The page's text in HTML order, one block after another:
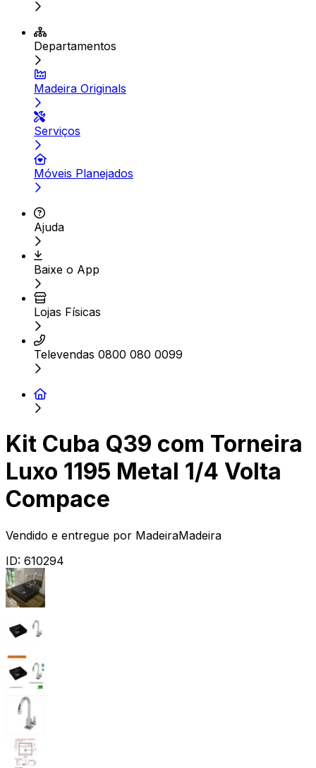
Departamentos
Madeira Originals
Serviços
Móveis Planejados
Ajuda
Baixe o App
Lojas Físicas
Televendas 0800 080 0099
Kit Cuba Q39 com Torneira
Luxo 1195 Metal 1/4 Volta
Compace
Vendido e entregue por MadeiraMadeira
ID: 610294